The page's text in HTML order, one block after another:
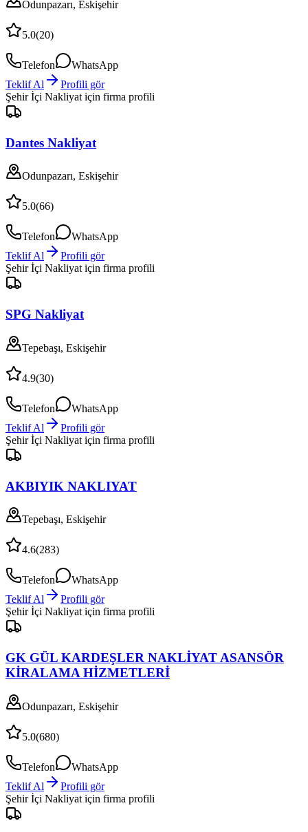
Odunpazarı, Eskişehir
5.0(20)
Telefon
WhatsApp
Teklif Al
Profili gör
Şehir İçi Nakliyat için firma profili
Dantes Nakliyat
Odunpazarı, Eskişehir
5.0(66)
Telefon
WhatsApp
Teklif Al
Profili gör
Şehir İçi Nakliyat için firma profili
SPG Nakliyat
Tepebaşı, Eskişehir
4.9(30)
Telefon
WhatsApp
Teklif Al
Profili gör
Şehir İçi Nakliyat için firma profili
AKBIYIK NAKLIYAT
Tepebaşı, Eskişehir
4.6(283)
Telefon
WhatsApp
Teklif Al
Profili gör
Şehir İçi Nakliyat için firma profili
GK GÜL KARDEŞLER NAKLİYAT ASANSÖR
KİRALAMA HİZMETLERİ
Odunpazarı, Eskişehir
5.0(680)
Telefon
WhatsApp
Teklif Al
Profili gör
Şehir İçi Nakliyat için firma profili